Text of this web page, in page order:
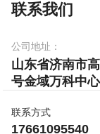
联系我们
公司地址：
山东省济南市
号金域万科中
联系方式
17661095540